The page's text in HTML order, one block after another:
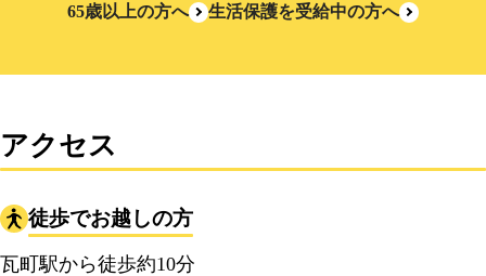
65歳以上の方へ 生活保護を受給中の方へ
アクセス
徒歩でお越しの方
瓦町駅から徒歩約10分